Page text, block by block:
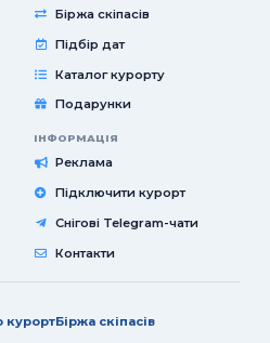
Біржа скіпасів
Підбір дат
Каталог курорту
Подарунки
ІНФОРМАЦІЯ
Реклама
Підключити курорт
Снігові Telegram-чати
Контакти
курортБіржа скіпасів